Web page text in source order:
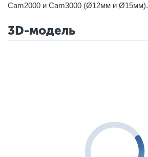
Cam2000 и Cam3000 (Ø12мм и Ø15мм).
3D-модель